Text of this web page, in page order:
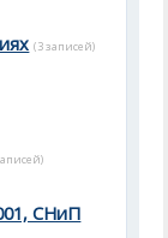
(3 записей)
СНиП